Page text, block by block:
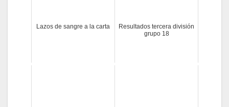
Lazos de sangre a la carta
Resultados tercera división
grupo 18